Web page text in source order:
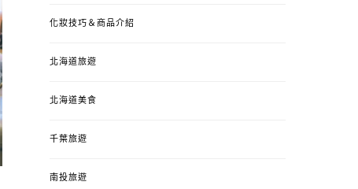
化妝技巧＆商品介紹
北海道旅遊
北海道美食
千葉旅遊
南投旅遊